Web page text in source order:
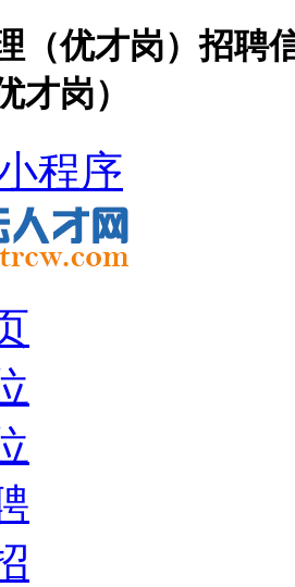
（优才岗）招聘
才岗）
程序